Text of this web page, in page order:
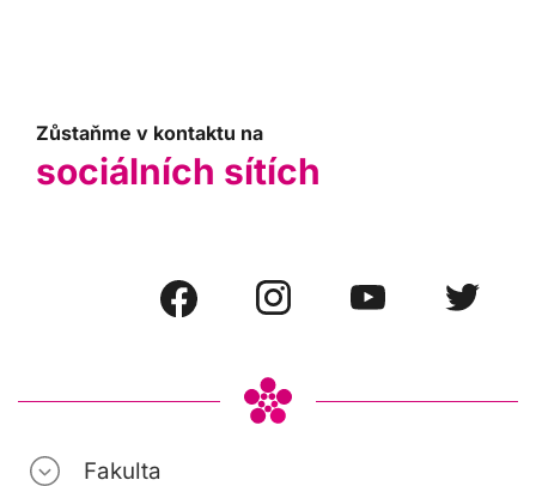
Zůstaňme v kontaktu na
sociálních sítích
Fakulta